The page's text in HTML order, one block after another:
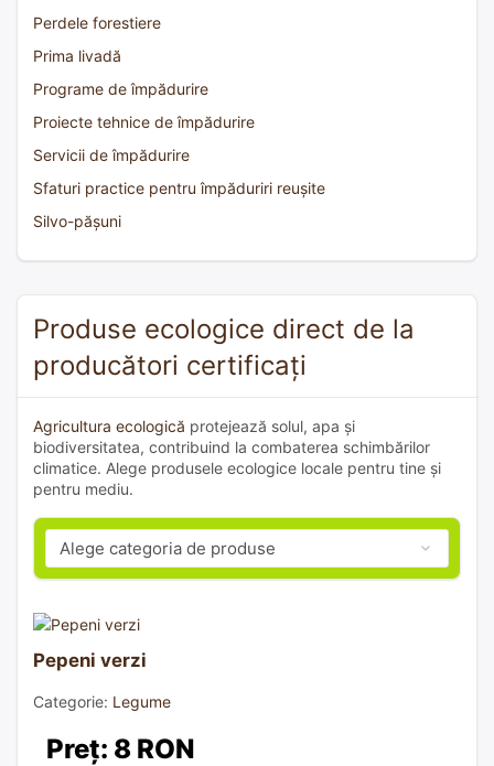
Perdele forestiere
Prima livadă
Programe de împădurire
Proiecte tehnice de împădurire
Servicii de împădurire
Sfaturi practice pentru împăduriri reușite
Silvo-pășuni
Produse ecologice direct de la
producători certificați
Agricultura ecologică protejează solul, apa și
biodiversitatea, contribuind la combaterea schimbărilor
climatice. Alege produsele ecologice locale pentru tine și
pentru mediu.
Pepeni verzi
Categorie: Legume
Preț: 8 RON